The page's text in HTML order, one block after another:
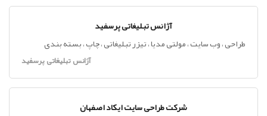
آژانس تبلیغاتی پرسفید
طراحی ، وب سایت ، مولتی مدیا ، تیزر تبلیغاتی ، چاپ ، بسته بندی
آژانس تبلیغاتی پرسفید
شرکت طراحی سایت ایکاد اصفهان